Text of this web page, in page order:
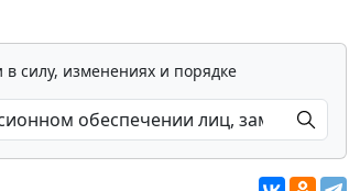
силу, изменениях и порядке